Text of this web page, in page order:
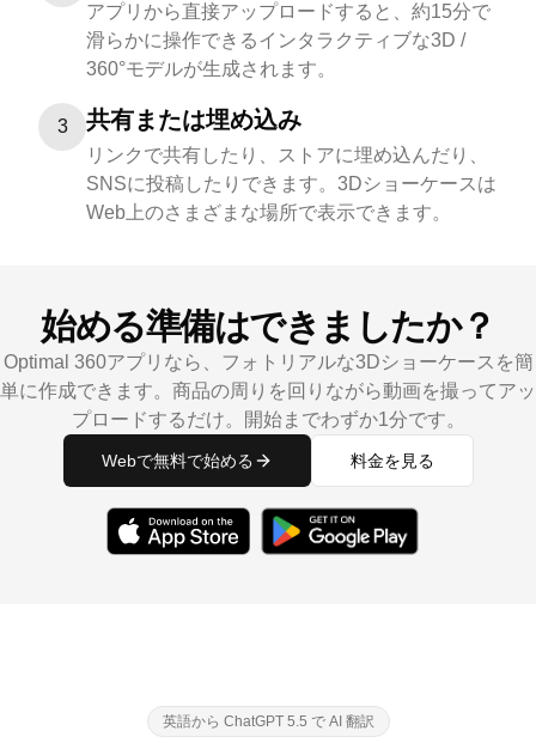
アプリから直接アップロードすると、約15分で
滑らかに操作できるインタラクティブな3D /
360°モデルが生成されます。
3 共有または埋め込み
リンクで共有したり、ストアに埋め込んだり、
SNSに投稿したりできます。3Dショーケースは
Web上のさまざまな場所で表示できます。
始める準備はできましたか？
Optimal 360アプリなら、フォトリアルな3Dショーケースを簡
単に作成できます。商品の周りを回りながら動画を撮ってアッ
プロードするだけ。開始までわずか1分です。
Webで無料で始める 料金を見る
英語から ChatGPT 5.5 で AI 翻訳